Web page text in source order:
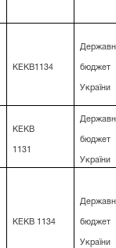
КЕКВ1134 бюджет
України
КЕКВ
1131
бюджет
України
КЕКВ 1134 бюджет
України